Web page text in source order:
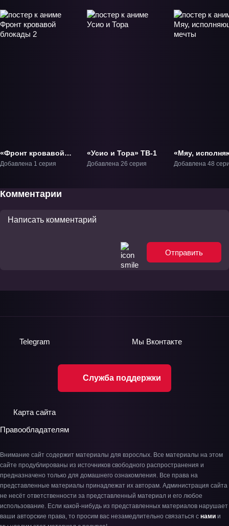
«Фронт кровавой
блокады 2» ОВА-2
Добавлена 1 серия
«Усио и Тора» ТВ-1
Добавлена 26 серия
«Мяу,
мечты» ТВ-1
Добавлена 48
Комментарии
Отправить
Служба поддержки
Telegram Мы Вконтакте
Карта сайта
Правообладателям
Внимание сайт содержит материалы для взрослых. Все материалы на этом
сайте продублированы из источников свободного распространения и
предназначено только для домашнего ознакомления. Все права на
представленные материалы принадлежат их авторам. Администрация сайта
не несёт ответственности за представленный материал и его любое
использование. Если какой-нибудь из представленных материалов нарушает
ваши авторские права, то просим вас незамедлительно связаться с нами и